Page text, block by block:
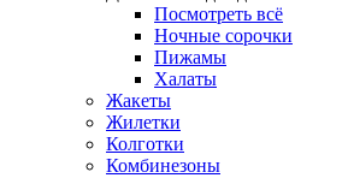
Посмотреть всё
Ночные сорочки
Пижамы
Халаты
Жакеты
Жилетки
Колготки
Комбинезоны